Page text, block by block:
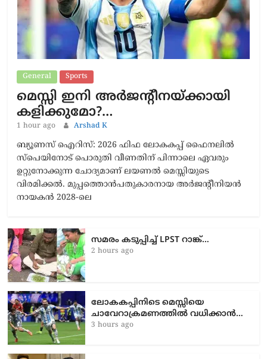
General Sports
മെസ്സി ഇനി അർജന്റീനയ്ക്കായി
കളിക്കുമോ?…
1 hour ago Arshad K
ബ്യൂണസ് ഐറിസ്: 2026 ഫിഫ ലോകകപ്പ് ഫൈനലിൽ
സ്പെയിനോട് പൊരുതി വീണതിന് പിന്നാലെ ഏവരും
ഉറ്റുനോക്കുന്ന ചോദ്യമാണ് ലയണൽ മെസ്സിയുടെ
വിരമിക്കൽ. മുപ്പത്തൊൻപതുകാരനായ അർജന്റീനിയൻ
നായകൻ 2028-ലെ
സമരം കടുപ്പിച്ച് LPST റാങ്ക്…
2 hours ago
ലോകകപ്പിനിടെ മെസ്സിയെ
ചാവേറാക്രമണത്തിൽ വധിക്കാൻ…
3 hours ago